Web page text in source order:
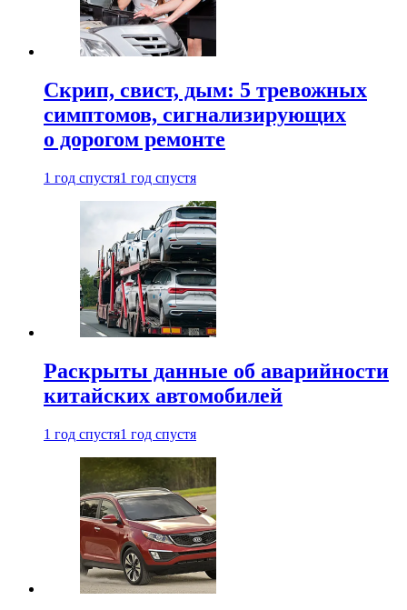
Скрип, свист, дым: 5 тревожных
симптомов, сигнализирующих
о дорогом ремонте
1 год спустя1 год спустя
Раскрыты данные об аварийности
китайских автомобилей
1 год спустя1 год спустя